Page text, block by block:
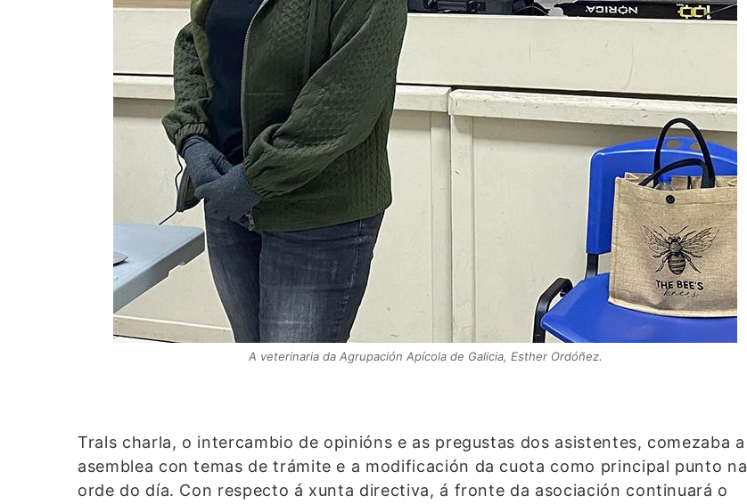
A veterinaria da Agrupación Apícola de Galicia, Esther Ordóñez.
Trals charla, o intercambio de opinións e as pregustas dos asistentes, comezaba a
asemblea con temas de trámite e a modificación da cuota como principal punto na
orde do día. Con respecto á xunta directiva, á fronte da asociación continuará o